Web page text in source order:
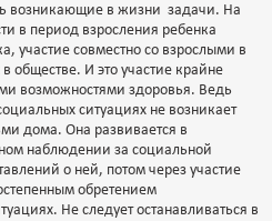
возникающие в жизни задачи. На
в период взросления ребенка
участие совместно со взрослыми в
обществе. И это участие крайне
возможностями здоровья. Ведь
ситуациях не возникает
дома. Она развивается в
наблюдении за социальной
о ней, потом через участие
обретением
Не следует останавливаться в